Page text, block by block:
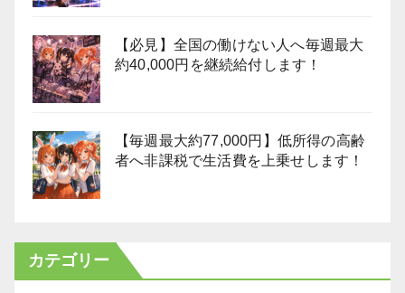
【必見】全国の働けない人へ毎週最大
約40,000円を継続給付します！
【毎週最大約77,000円】低所得の高齢
者へ非課税で生活費を上乗せします！
カテゴリー